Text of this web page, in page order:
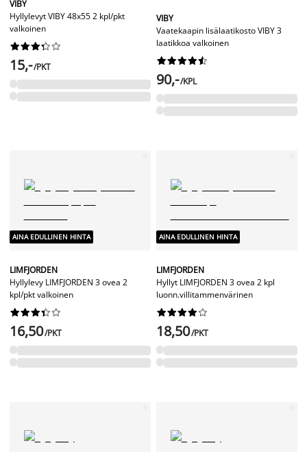
VIBY
Hyllylevyt VIBY 48x55 2 kpl/pkt
valkoinen






15,-/PKT
VIBY
Vaatekaapin lisälaatikosto VIBY 3
laatikkoa valkoinen






90,-/KPL
AINA EDULLINEN HINTA
LIMFJORDEN
Hyllylevy LIMFJORDEN 3 ovea 2
kpl/pkt valkoinen






16,50/PKT
AINA EDULLINEN HINTA
LIMFJORDEN
Hyllyt LIMFJORDEN 3 ovea 2 kpl
luonn.villitammenvärinen






18,50/PKT